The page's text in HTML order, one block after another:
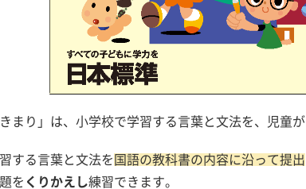
きまり」は、小学校で学習する言葉と文法を、児童が
する言葉と文法を 国語の教科書の内容に沿って提出
を くりかえし練習できます。